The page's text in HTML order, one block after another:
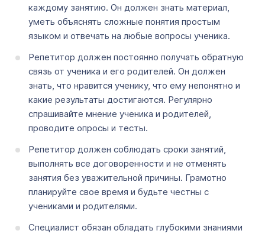
каждому занятию. Он должен знать материал,
уметь объяснять сложные понятия простым
языком и отвечать на любые вопросы ученика.
Репетитор должен постоянно получать обратную
связь от ученика и его родителей. Он должен
знать, что нравится ученику, что ему непонятно и
какие результаты достигаются. Регулярно
спрашивайте мнение ученика и родителей,
проводите опросы и тесты.
Репетитор должен соблюдать сроки занятий,
выполнять все договоренности и не отменять
занятия без уважительной причины. Грамотно
планируйте свое время и будьте честны с
учениками и родителями.
Специалист обязан обладать глубокими знаниями